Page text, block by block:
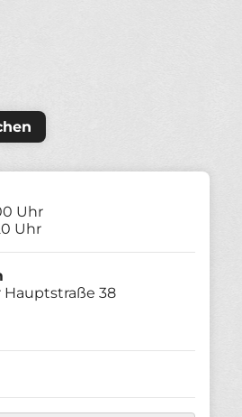
Uhr
Uhr
Hauptstraße 38